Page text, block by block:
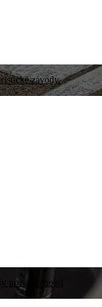
závody.
pro automobil